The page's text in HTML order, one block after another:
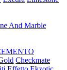
And Marble
Checkmate